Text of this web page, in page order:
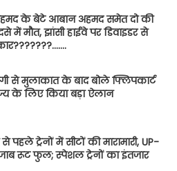
के बेटे आबान अहमद समेत दो की
में मौत, झांसी हाईवे पर डिवाइडर से
से मुलाकात के बाद बोले फ्लिपकार्ट
के लिए किया बड़ा ऐलान
पहले ट्रेनों में सीटों की मारामारी, UP-
रूट फुल; स्पेशल ट्रेनों का इंतजार